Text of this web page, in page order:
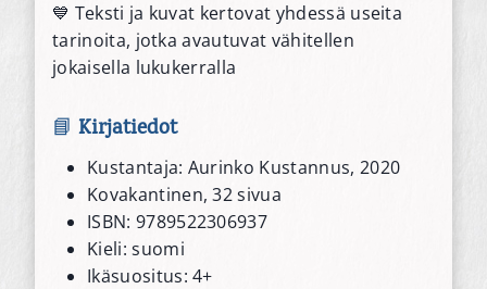
💙 Teksti ja kuvat kertovat yhdessä useita
tarinoita, jotka avautuvat vähitellen
jokaisella lukukerralla
📘 Kirjatiedot
Kustantaja: Aurinko Kustannus, 2020
Kovakantinen, 32 sivua
ISBN: 9789522306937
Kieli: suomi
Ikäsuositus: 4+